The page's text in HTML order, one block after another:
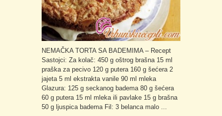
NEMAČKA TORTA SA BADEMIMA – Recept
Sastojci: Za kolač: 450 g oštrog brašna 15 ml
praška za pecivo 120 g putera 160 g šećera 2
jajeta 5 ml ekstrakta vanile 90 ml mleka
Glazura: 125 g seckanog badema 80 g šećera
60 g putera 15 ml mleka ili pavlake 15 g brašna
50 g ljuspica badema Fil: 3 belanca malo ...